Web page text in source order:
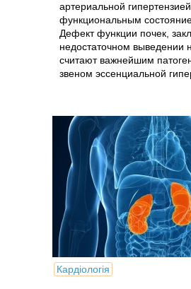
артериальной
функциональным
Дефект функции почек,
недостаточном выведении
считают важнейшим
звеном эссенциальной
Кардіологія